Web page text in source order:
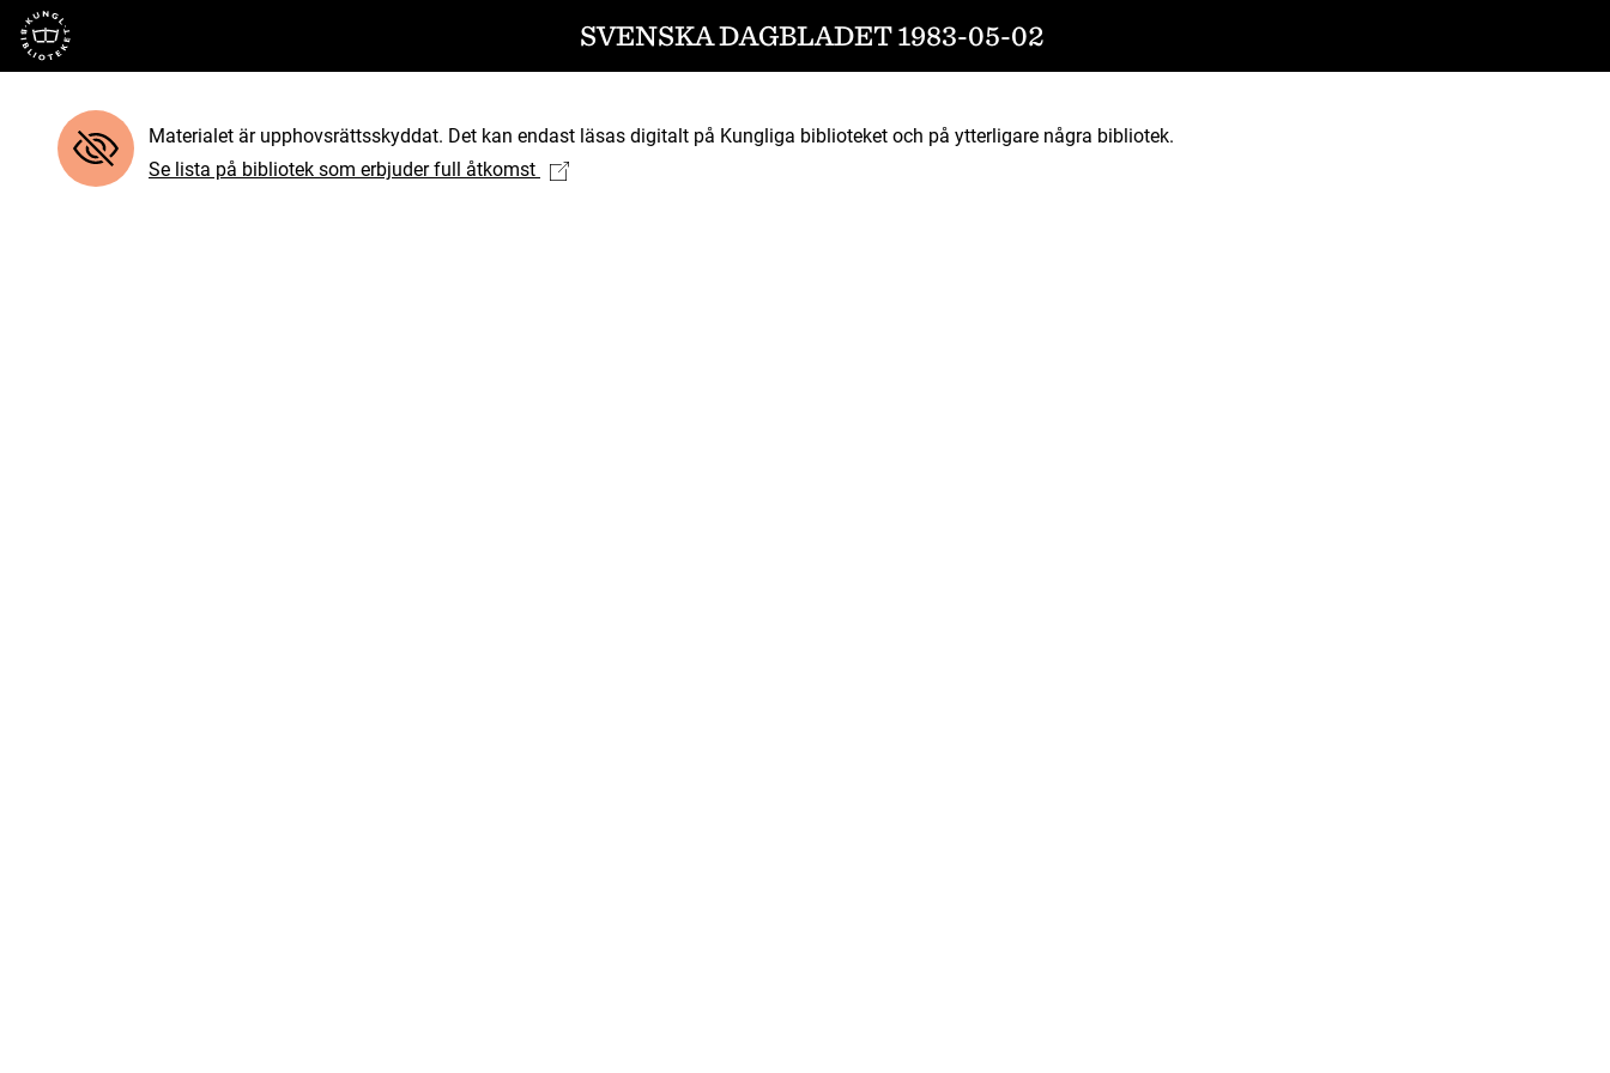
Till startsidan SVENSKA DAGBLADET 1983-05-02
Materialet är upphovsrättsskyddat. Det kan endast läsas digitalt på Kungliga biblioteket och på ytterligare några bibliotek.
Se lista på bibliotek som erbjuder full åtkomst